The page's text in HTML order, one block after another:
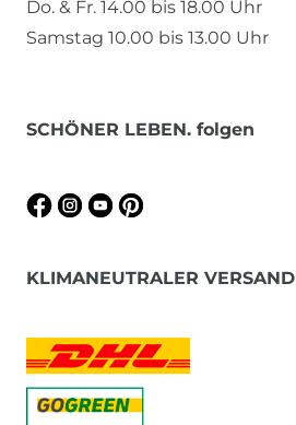
Do. & Fr. 14.00 bis 18.00 Uhr
Samstag 10.00 bis 13.00 Uhr
SCHÖNER LEBEN. folgen
KLIMANEUTRALER VERSAND